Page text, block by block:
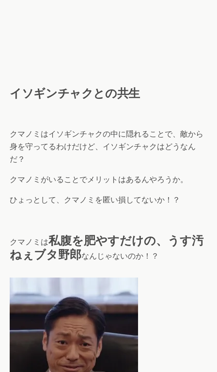
イソギンチャクとの共生
クマノミはイソギンチャクの中に隠れることで、敵から
身を守ってるわけだけど、イソギンチャクはどうなん
だ？
クマノミがいることでメリットはあるんやろうか。
ひょっとして、クマノミを匿い損してないか！？
クマノミは私腹を肥やすだけの、うす汚
ねぇブタ野郎なんじゃないのか！？